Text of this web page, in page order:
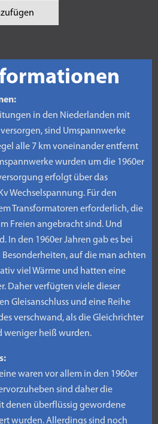
in den Niederlanden mit
sind Umspannwerke
alle 7 km voneinander entfernt
wurden um die 1960er
erfolgt über das
Wechselspannung. Für den
Transformatoren erforderlich, die
Freien angebracht sind. Und
In den 1960er Jahren gab es bei
auf die man achten
viel Wärme und hatten eine
Daher verfügten viele dieser
Gleisanschluss und eine Reihe
verschwand, als die Gleichrichter
weniger heiß wurden.
waren vor allem in den 1960er
sind daher die
denen überflüssig gewordene
wurden. Allerdings sind noch